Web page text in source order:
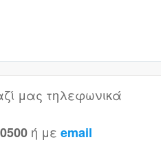
μας τηλεφωνικά
ή με email